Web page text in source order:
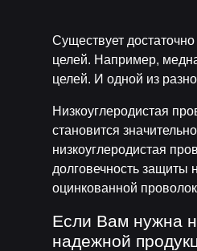
Существует
целей. Например,
целей. И одной из
Низкоуглеродистая
становится
низкоуглеродистая
долговечность защиты
оцинкованной
Если Вам нужна
надежной